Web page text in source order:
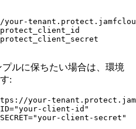
your-
ルに保ちたい場合は、環境
:
your-
client-id"